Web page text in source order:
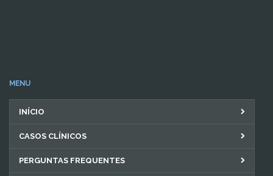
MENU
INÍCIO
CASOS CLÍNICOS
PERGUNTAS FREQUENTES